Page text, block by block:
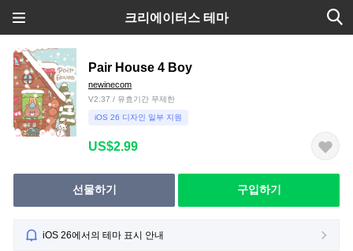
크리에이터스 테마
Pair House 4 Boy
newinecom
V2.37 / 유효기간 무제한
iOS 26 디자인 일부 지원
US$2.99
선물하기 구입하기
iOS 26에서의 테마 표시 안내